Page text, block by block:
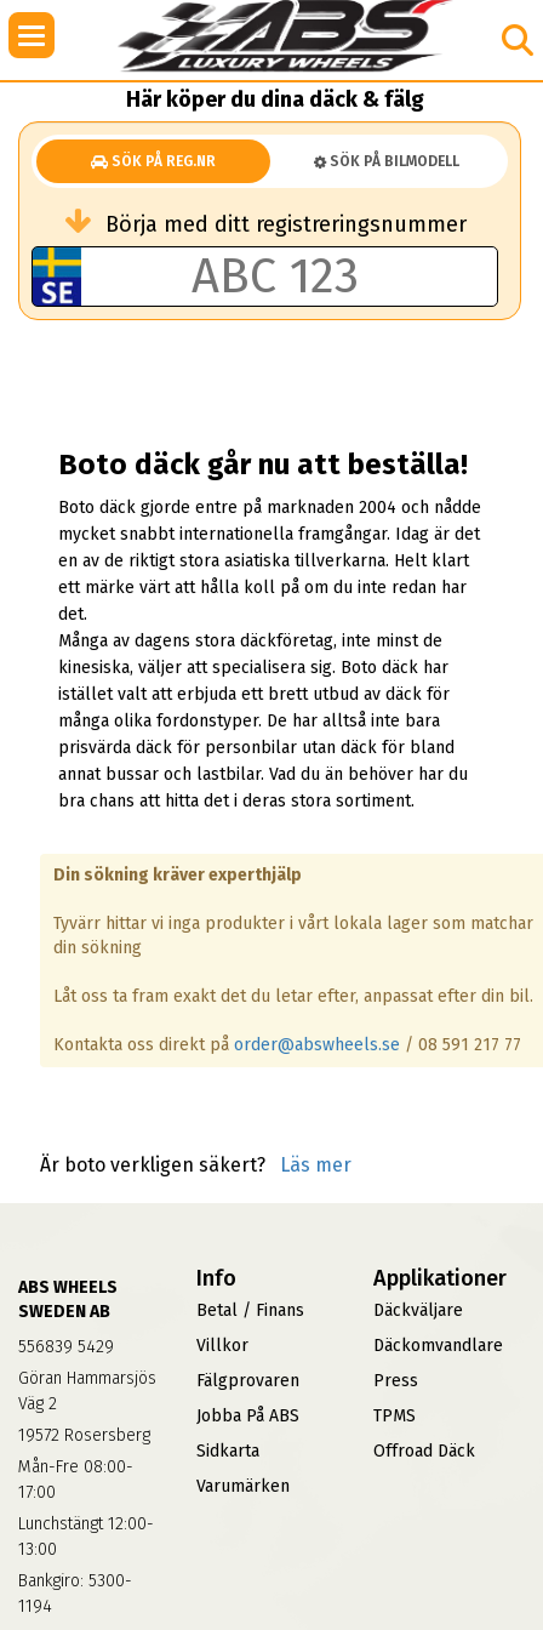
Här köper du dina däck & fälg
SÖK PÅ REG.NR SÖK PÅ BILMODELL
Börja med ditt registreringsnummer
Boto däck går nu att beställa!
Boto däck gjorde entre på marknaden 2004 och nådde
mycket snabbt internationella framgångar. Idag är det
en av de riktigt stora asiatiska tillverkarna. Helt klart
ett märke värt att hålla koll på om du inte redan har
det.
Många av dagens stora däckföretag, inte minst de
kinesiska, väljer att specialisera sig. Boto däck har
istället valt att erbjuda ett brett utbud av däck för
många olika fordonstyper. De har alltså inte bara
prisvärda däck för personbilar utan däck för bland
annat bussar och lastbilar. Vad du än behöver har du
bra chans att hitta det i deras stora sortiment.
Din sökning kräver experthjälp
Tyvärr hittar vi inga produkter i vårt lokala lager som matchar
din sökning
Låt oss ta fram exakt det du letar efter, anpassat efter din bil.
Kontakta oss direkt påorder@abswheels.se / 08 591 217 77
Är boto verkligen säkert? Läs mer
ABS WHEELS
SWEDEN AB
556839 5429
Göran Hammarsjös
Väg 2
19572 Rosersberg
Mån-Fre 08:00-
17:00
Lunchstängt 12:00-
13:00
Bankgiro: 5300-
1194
Info
Betal / Finans
Villkor
Fälgprovaren
Jobba På ABS
Sidkarta
Varumärken
Applikationer
Däckväljare
Däckomvandlare
Press
TPMS
Offroad Däck